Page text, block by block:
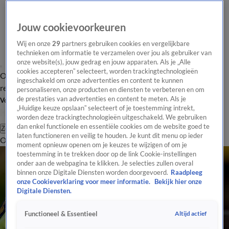
Overzicht Laatste nieuws Regionieuws Het beste van Hart
Tip de
redactie
Volg Hart van Nederland
Zoeken
OverzichtRegioUitzendingenWeerTip de redactiePanelVideo's
Jouw cookievoorkeuren
Wij en onze29 partners gebruiken cookies en vergelijkbare
technieken om informatie te verzamelen over jou als gebruiker van
onze website(s), jouw gedrag en jouw apparaten. Als je „Alle
cookies accepteren” selecteert, worden trackingtechnologieën
ingeschakeld om onze advertenties en content te kunnen
personaliseren, onze producten en diensten te verbeteren en om
de prestaties van advertenties en content te meten. Als je
„Huidige keuze opslaan” selecteert of je toestemming intrekt,
worden deze trackingtechnologieën uitgeschakeld. We gebruiken
dan enkel functionele en essentiële cookies om de website goed te
laten functioneren en veilig te houden. Je kunt dit menu op ieder
moment opnieuw openen om je keuzes te wijzigen of om je
toestemming in te trekken door op de link Cookie-instellingen
onder aan de webpagina te klikken. Je selecties zullen overal
binnen onze Digitale Diensten worden doorgevoerd. Raadpleeg
onze Cookieverklaring voor meer informatie.
Bekijk hier onze
Digitale Diensten.
Functioneel & Essentieel Altijd actief